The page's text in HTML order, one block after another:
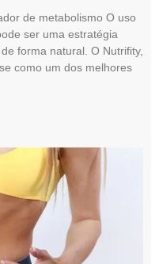
de metabolismo O uso
ser uma estratégia
forma natural. O Nutrifity,
como um dos melhores